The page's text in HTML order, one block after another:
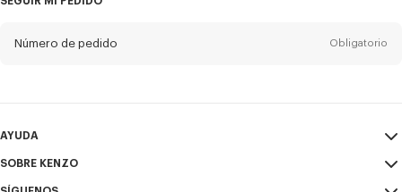
Nombre*
Número de pedido Obligatorio
AYUDA
Mi Cuenta
SOBRE KENZO